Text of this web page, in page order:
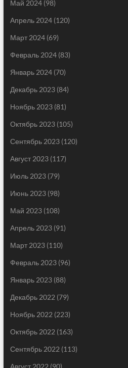
Май 2024(98)
Апрель 2024(120)
Март 2024(69)
Февраль 2024(83)
Январь 2024(70)
Декабрь 2023(84)
Ноябрь 2023(81)
Октябрь 2023(105)
Сентябрь 2023(120)
Август 2023(117)
Июль 2023(79)
Июнь 2023(98)
Май 2023(108)
Апрель 2023(91)
Март 2023(110)
Февраль 2023(96)
Январь 2023(88)
Декабрь 2022 (79)
Ноябрь 2022 (223)
Октябрь 2022 (163)
Сентябрь 2022 (113)